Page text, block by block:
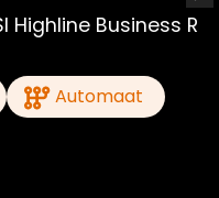
Highline Business R
Automaat